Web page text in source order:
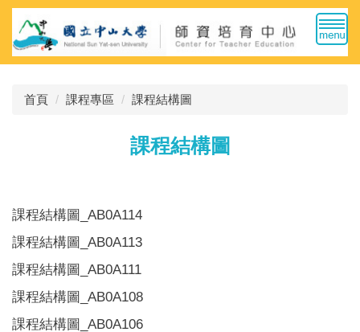
跳
到
主
要
首頁 課程專區 課程結構圖
課程結構圖
課程結構圖_AB0A114
課程結構圖_AB0A113
課程結構圖_AB0A111
課程結構圖_AB0A108
課程結構圖_AB0A106